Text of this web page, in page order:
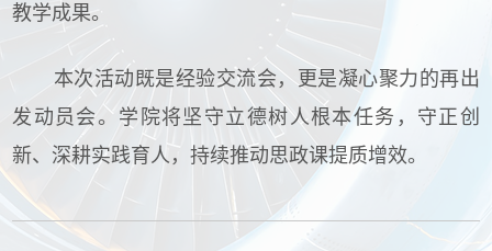
教学成果。
本次活动既是经验交流会，更是凝心聚力的再出
发动员会。学院将坚守立德树人根本任务，守正创
新、深耕实践育人，持续推动思政课提质增效。